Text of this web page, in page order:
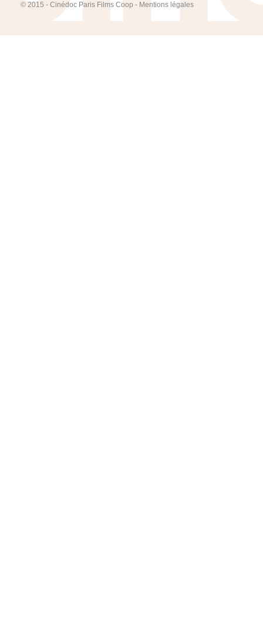
© 2015 - Cinédoc Paris Films Coop - Mentions légales